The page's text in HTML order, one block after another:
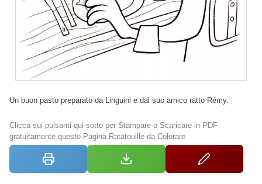
Un buon pasto preparato da Linguini e dal suo amico ratto Rémy.
Clicca sui pulsanti qui sotto per Stampare o Scaricare in PDF
gratuitamente questo Pagina Ratatouille da Colorare